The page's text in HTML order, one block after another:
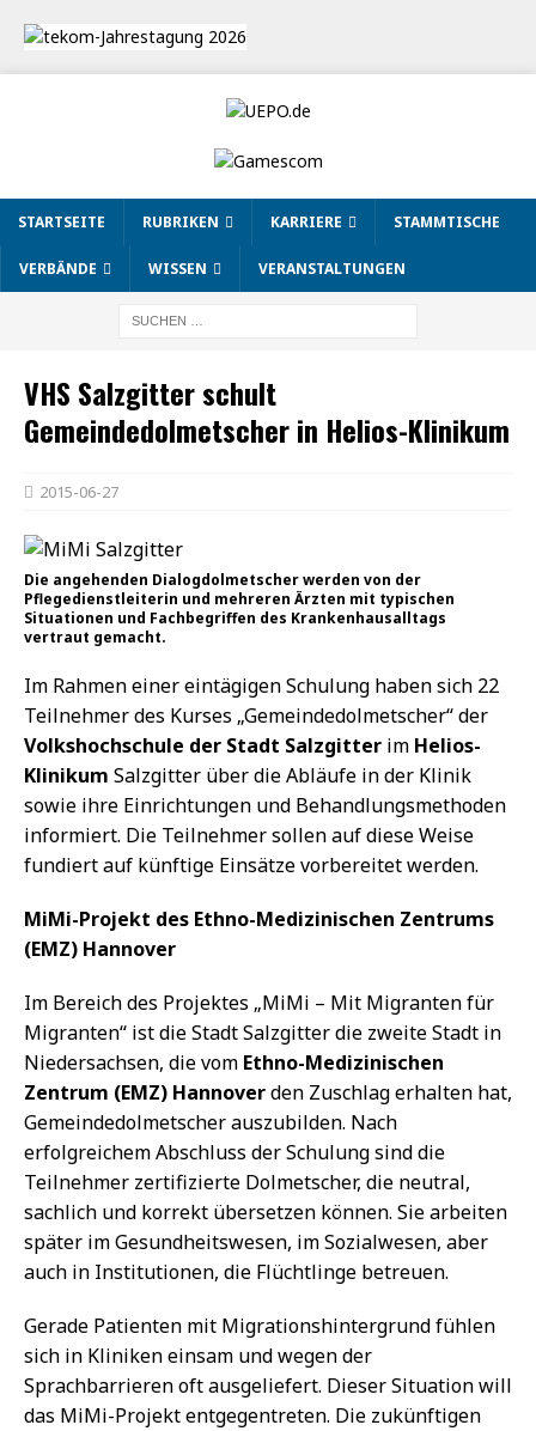
STARTSEITE RUBRIKEN KARRIERE STAMMTISCHE
VERBÄNDE WISSEN VERANSTALTUNGEN
VHS Salzgitter schult
Gemeindedolmetscher in Helios-Klinikum
2015-06-27
Die angehenden Dialogdolmetscher werden von der
Pflegedienstleiterin und mehreren Ärzten mit typischen
Situationen und Fachbegriffen des Krankenhausalltags
vertraut gemacht.
Im Rahmen einer eintägigen Schulung haben sich 22
Teilnehmer des Kurses „Gemeindedolmetscher“ der
Volkshochschule der Stadt Salzgitter im Helios-
Klinikum Salzgitter über die Abläufe in der Klinik
sowie ihre Einrichtungen und Behandlungsmethoden
informiert. Die Teilnehmer sollen auf diese Weise
fundiert auf künftige Einsätze vorbereitet werden.
MiMi-Projekt des Ethno-Medizinischen Zentrums
(EMZ) Hannover
Im Bereich des Projektes „MiMi – Mit Migranten für
Migranten“ ist die Stadt Salzgitter die zweite Stadt in
Niedersachsen, die vom Ethno-Medizinischen
Zentrum (EMZ) Hannoverden Zuschlag erhalten hat,
Gemeindedolmetscher auszubilden. Nach
erfolgreichem Abschluss der Schulung sind die
Teilnehmer zertifizierte Dolmetscher, die neutral,
sachlich und korrekt übersetzen können. Sie arbeiten
später im Gesundheitswesen, im Sozialwesen, aber
auch in Institutionen, die Flüchtlinge betreuen.
Gerade Patienten mit Migrationshintergrund fühlen
sich in Kliniken einsam und wegen der
Sprachbarrieren oft ausgeliefert. Dieser Situation will
das MiMi-Projekt entgegentreten. Die zukünftigen